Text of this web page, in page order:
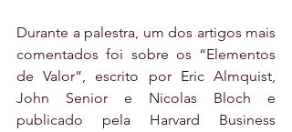
Durante a palestra, um dos artigos mais
comentados foi sobre os “Elementos
de Valor”, escrito por Eric Almquist,
John Senior e Nicolas Bloch e
publicado pela Harvard Business